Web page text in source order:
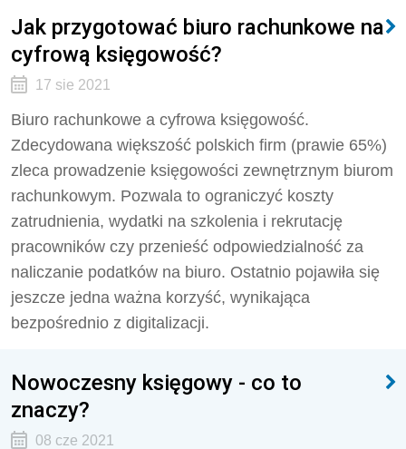
Jak przygotować biuro rachunkowe na
cyfrową księgowość?
17 sie 2021
Biuro rachunkowe a cyfrowa księgowość.
Zdecydowana większość polskich firm (prawie 65%)
zleca prowadzenie księgowości zewnętrznym biurom
rachunkowym. Pozwala to ograniczyć koszty
zatrudnienia, wydatki na szkolenia i rekrutację
pracowników czy przenieść odpowiedzialność za
naliczanie podatków na biuro. Ostatnio pojawiła się
jeszcze jedna ważna korzyść, wynikająca
bezpośrednio z digitalizacji.
Nowoczesny księgowy - co to
znaczy?
08 cze 2021